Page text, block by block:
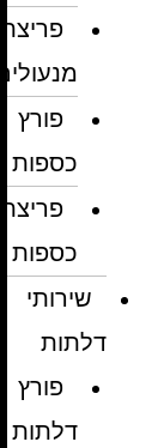
פריצת
מנעולים
פורץ
כספות
פריצת
כספות
שירותי
דלתות
פורץ
דלתות